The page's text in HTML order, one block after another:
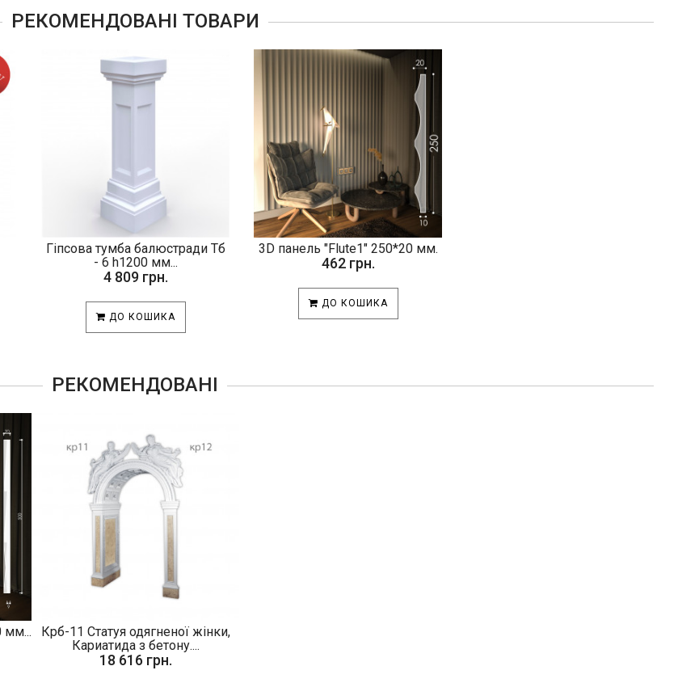
РЕКОМЕНДОВАНІ ТОВАРИ
Гіпсова тумба балюстради Тб
- 6 h1200 мм...
4 809 грн.
ДО КОШИКА
3D панель "Flute1" 250*20 мм.
462 грн.
ДО КОШИКА
РЕКОМЕНДОВАНІ
мм...
Крб-11 Статуя одягненої жінки,
Кариатида з бетону....
18 616 грн.